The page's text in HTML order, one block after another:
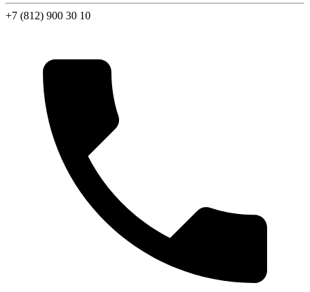
+7 (812) 900 30 10